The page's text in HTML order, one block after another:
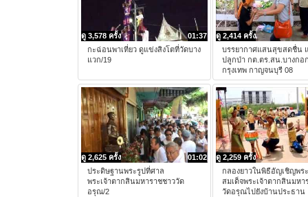
01:37
ดู 3,578 ครั้ง
กะฉ่อนพาเที่ยว ดูแข่งสิงโตที่วัดบาง
แวก/19
ดู 2,414 ครั้ง
บรรยากาศแสนสุขสดชื่น
ปลูกป่า กต.ตร.สน.บางกอ
กรุงเทพ กาญจนบุรี 08
01:02
ดู 2,625 ครั้ง
ประดิษฐานพระรูปที่ศาล
พระเจ้าตากสินมหาราชชาววัด
อรุณ/2
ดู 2,259 ครั้ง
กลองยาวในพิธีอัญเชิญพร
สมเด็จพระเจ้าตากสินมหา
วัดอรุณไปยังบ้านประธาน